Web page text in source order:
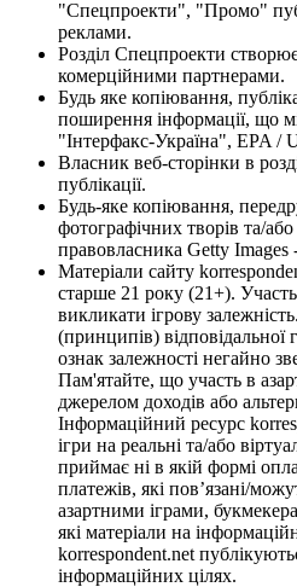
"Спецпроекти", "Промо"
реклами.
Розділ Спецпроекти
комерційними партнерами.
Будь яке копіювання,
поширення інформації, що
"Інтерфакс-Україна", EPA /
Власник веб-сторінки в
публікації.
Будь-яке копіювання,
фотографічних творів та/або
правовласника Getty Images
Матеріали сайту
старше 21 року (21+).
викликати ігрову
(принципів)
ознак залежності негайно
Пам'ятайте, що участь в
джерелом доходів або
Інформаційний ресурс
ігри на реальні та/або
приймає ні в якій формі
платежів, які пов’язані/
азартними іграми,
які матеріали на
korrespondent.net
інформаційних цілях.